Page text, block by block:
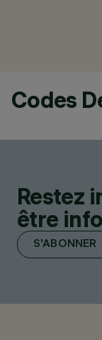
Codes
Restez
être
S'ABONNER